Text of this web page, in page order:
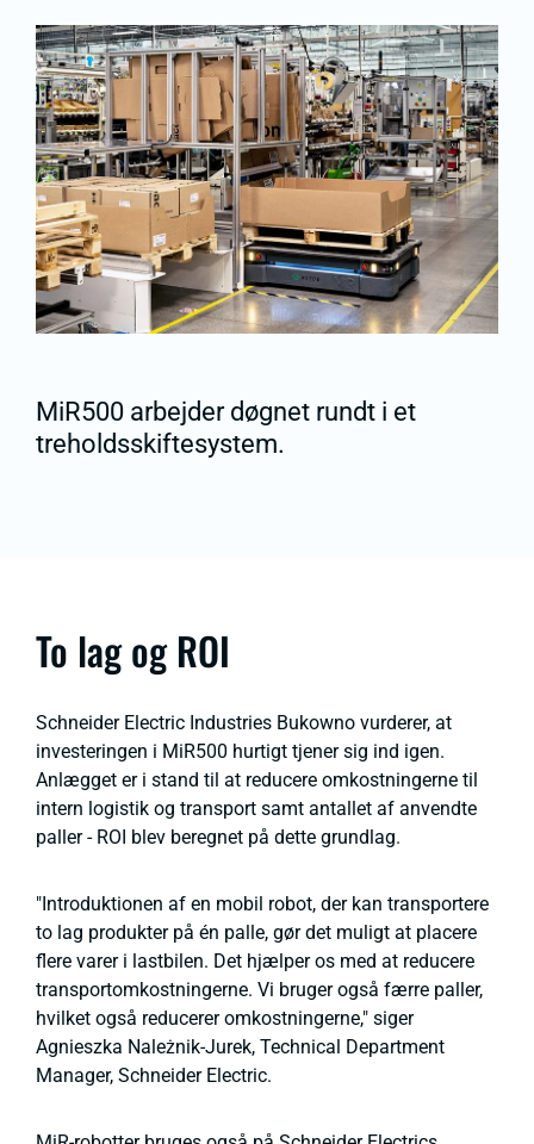
MiR500 arbejder døgnet rundt i et
treholdsskiftesystem.
To lag og ROI
Schneider Electric Industries Bukowno vurderer, at
investeringen i MiR500 hurtigt tjener sig ind igen.
Anlægget er i stand til at reducere omkostningerne til
intern logistik og transport samt antallet af anvendte
paller - ROI blev beregnet på dette grundlag.
"Introduktionen af en mobil robot, der kan transportere
to lag produkter på én palle, gør det muligt at placere
flere varer i lastbilen. Det hjælper os med at reducere
transportomkostningerne. Vi bruger også færre paller,
hvilket også reducerer omkostningerne," siger
Agnieszka Należnik-Jurek, Technical Department
Manager, Schneider Electric.